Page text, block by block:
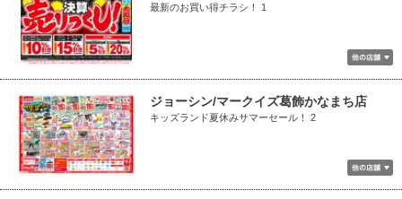
最新のお買い得チラシ！ 1
ジョーシン/マークイズ葛飾かなまち店
キッズランド夏休みサマーセール！ 2